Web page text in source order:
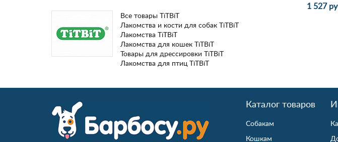
Все товары TiTBiT
Лакомства и кости для собак TiTBiT
Лакомства TiTBiT
Лакомства для кошек TiTBiT
Товары для дрессировки TiTBiT
Лакомства для птиц TiTBiT
1 527
Каталог товаров
Собакам
Кошкам